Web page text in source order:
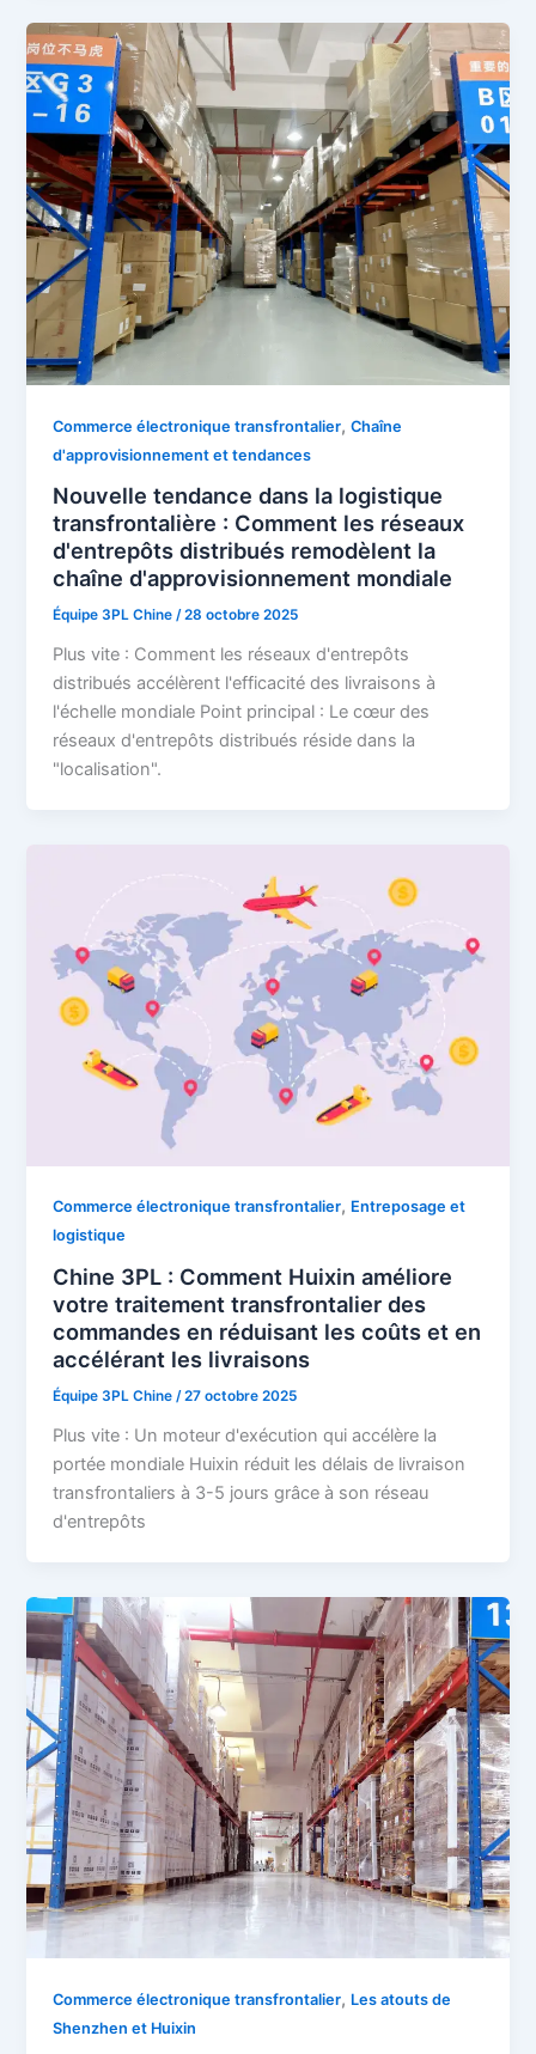
Commerce électronique transfrontalier,Chaîne
d'approvisionnement et tendances
Nouvelle tendance dans la logistique
transfrontalière : Comment les réseaux
d'entrepôts distribués remodèlent la
chaîne d'approvisionnement mondiale
Équipe 3PL Chine/28 octobre 2025
Plus vite : Comment les réseaux d'entrepôts
distribués accélèrent l'efficacité des livraisons à
l'échelle mondiale Point principal : Le cœur des
réseaux d'entrepôts distribués réside dans la
"localisation".
Commerce électronique transfrontalier, Entreposage et
logistique
Chine 3PL : Comment Huixin améliore
votre traitement transfrontalier des
commandes en réduisant les coûts et en
accélérant les livraisons
Équipe 3PL Chine/27 octobre 2025
Plus vite : Un moteur d'exécution qui accélère la
portée mondiale Huixin réduit les délais de livraison
transfrontaliers à 3-5 jours grâce à son réseau
d'entrepôts
Commerce électronique transfrontalier, Les atouts de
Shenzhen et Huixin